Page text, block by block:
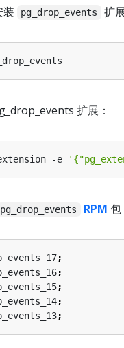
装 pg_drop_events 扩
扩展：
-e
pg_drop_events RPM 包
;
;
;
;
;